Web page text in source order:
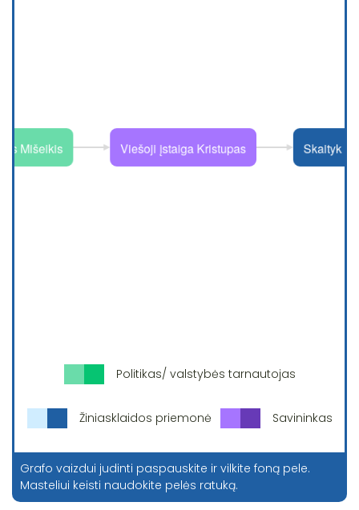
Politikas/ valstybės tarnautojas
Žiniasklaidos priemonė Savininkas
Grafo vaizdui judinti paspauskite ir vilkite foną pele.
Masteliui keisti naudokite pelės ratuką.